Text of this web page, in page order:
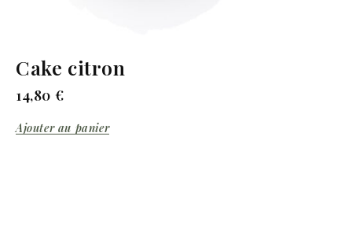
Cake citron
14,80 €
Ajouter au panier